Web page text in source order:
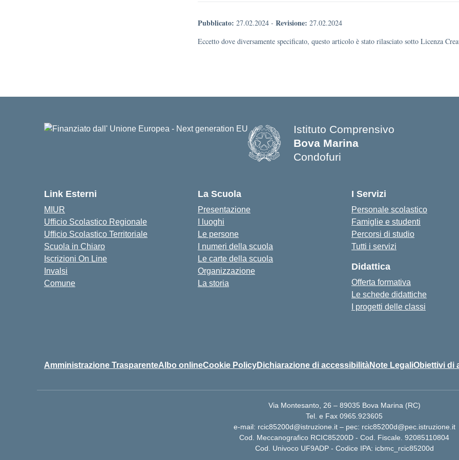
Pubblicato: 27.02.2024 - Revisione: 27.02.2024
Eccetto dove diversamente specificato, questo articolo è stato rilasciato sotto Licenza
Istituto Comprensivo
Bova Marina
Condofuri
Link Esterni
MIUR
Ufficio Scolastico Regionale
Ufficio Scolastico Territoriale
Scuola in Chiaro
Iscrizioni On Line
Invalsi
Comune
La Scuola
Presentazione
I luoghi
Le persone
I numeri della scuola
Le carte della scuola
Organizzazione
La storia
I Servizi
Personale scolastico
Famiglie e studenti
Percorsi di studio
Tutti i servizi
Didattica
Offerta formativa
Le schede didattiche
I progetti delle classi
Amministrazione TrasparenteAlbo onlineCookie PolicyDichiarazione di accessibilitàNote LegaliObiettivi di
Via Montesanto, 26 – 89035 Bova Marina (RC)
Tel. e Fax 0965.923605
e-mail: rcic85200d@istruzione.it – pec: rcic85200d@pec.istruzione.it
Cod. Meccanografico RCIC85200D - Cod. Fiscale. 92085110804
Cod. Univoco UF9ADP - Codice IPA: icbmc_rcic85200d